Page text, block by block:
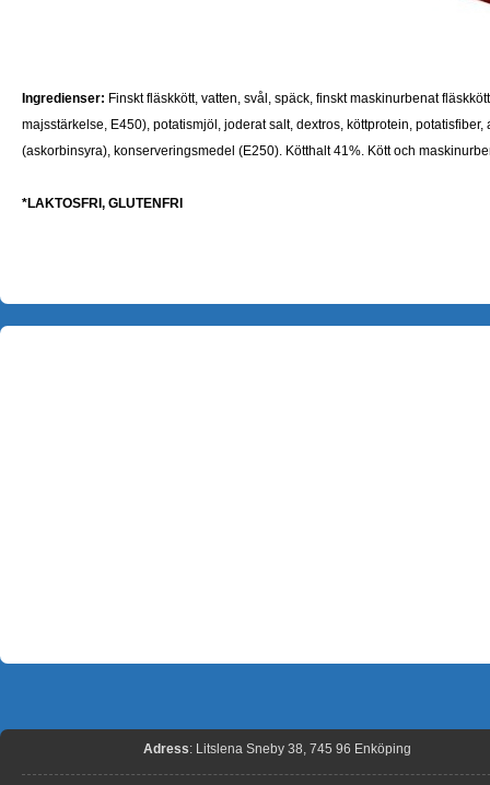
Ingredienser: Finskt fläskkött, vatten, svål, späck, finskt maskinurbenat
majsstärkelse, E450), potatismjöl, joderat salt, dextros, köttprotein,
(askorbinsyra), konserveringsmedel (E250). Kötthalt 41%. Kött och
*LAKTOSFRI, GLUTENFRI
Adress: Litslena Sneby 38, 745 96 Enköping